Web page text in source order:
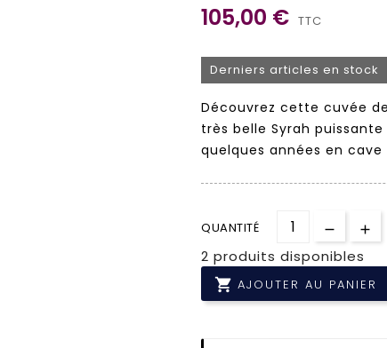
105,00 € TTC
Derniers articles en stock
Découvrez cette cuvée de
très belle Syrah
quelques années en
QUANTITÉ
2 produits disponibles
 AJOUTER AU PANIER